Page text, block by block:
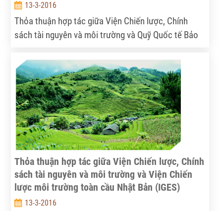
13-3-2016
Thỏa thuận hợp tác giữa Viện Chiến lược, Chính
sách tài nguyên và môi trường và Quỹ Quốc tế Bảo
án “Tăng cường khả năng chống chịu và phục hồi
trước những tác động của biến đổi khí hậu: Xây
dựng khung lồng ghép thích ứng với biến đổi khí hậu
dựa trên hệ sinh thái trong xây dựng chính sách tại
Lào và Việt Nam” Thời gian hiệu lực: 7/2012-
30/12/1013 Thời gian ký kết: 21/8/2012
Thỏa thuận hợp tác giữa Viện Chiến lược, Chính
sách tài nguyên và môi trường và Viện Chiến
lược môi trường toàn cầu Nhật Bản (IGES)
13-3-2016